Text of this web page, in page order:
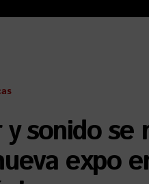
y sonido se
expo